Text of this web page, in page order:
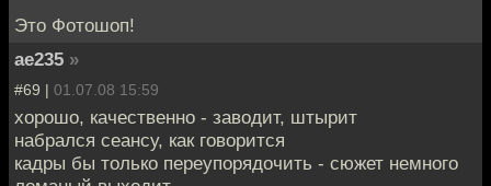
Это Фотошоп!
ae235 »
#69 | 01.07.08 15:59
хорошо, качественно - заводит, штырит
набрался сеансу, как говорится
кадры бы только переупорядочить - сюжет немного